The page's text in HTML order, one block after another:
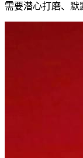
需要潜心打磨、默